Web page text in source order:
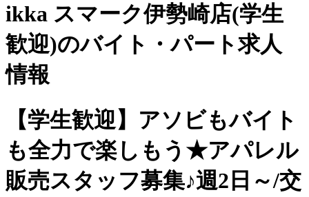
ikka スマーク伊勢崎店(学生
歓迎)のバイト・パート求人
情報
【学生歓迎】アソビもバイト
も全力で楽しもう★アパレル
販売スタッフ募集♪週2日～/交